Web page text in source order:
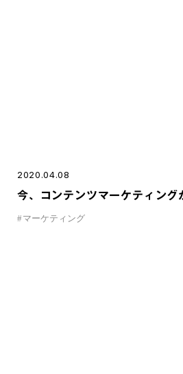
2020.04.08
今、コンテンツマーケティン
# マーケティング